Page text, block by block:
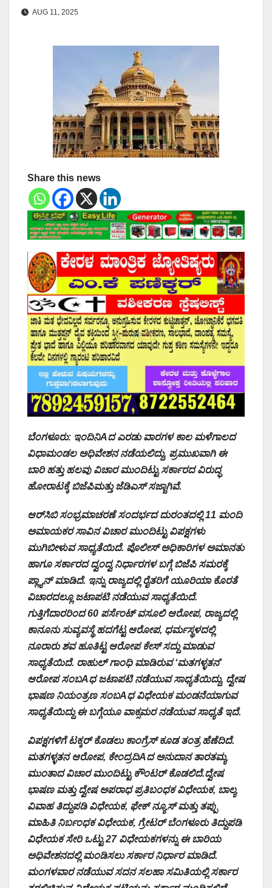
AUG 11, 2025
Share this news
ಬೆಂಗಳೂರು: ಇಂದಿನಿAದ ಎರಡು ವಾರಗಳ ಕಾಲ ಮಳೆಗಾಲದ
ವಿಧಾಮಂಡಲ ಅಧಿವೇಶನ ನಡೆಯಲಿದ್ದು, ಪ್ರಮುಖವಾಗಿ ಈ
ಬಾರಿ ಹತ್ತು ಹಲವು ವಿಚಾರ ಮುಂದಿಟ್ಟು ಸರ್ಕಾರದ ವಿರುದ್ಧ
ಹೋರಾಟಕ್ಕೆ ಬಿಜೆಪಿಮತ್ತು ಜೆಡಿಎಸ್ ಸಜ್ಜಾಗಿವೆ.
ಆರ್‌ಸಿಬಿ ಸಂಭ್ರಮಾಚರಣೆ ಸಂದರ್ಭದ ದುರಂತದಲ್ಲಿ 11 ಮಂದಿ
ಅಮಾಯಕರ ಸಾವಿನ ವಿಚಾರ ಮುಂದಿಟ್ಟು ವಿಪಕ್ಷಗಳು
ಮುಗಿಬೀಳುವ ಸಾಧ್ಯತೆಯಿದೆ. ಪೊಲೀಸ್ ಅಧಿಕಾರಿಗಳ ಅಮಾನತು
ಹಾಗೂ ಸರ್ಕಾರದ ದ್ವಂದ್ವ ನಿರ್ಧಾರಗಳ ಬಗ್ಗೆ ಬಿಜೆಪಿ ಸಮರಕ್ಕೆ
ಪ್ಲ್ಯಾನ್ ಮಾಡಿದೆ. ಇನ್ನು ರಾಜ್ಯದಲ್ಲಿ ರೈತರಿಗೆ ಯೂರಿಯಾ ಕೊರತೆ
ವಿಚಾರದಲ್ಲೂ ಜಟಾಪಟಿ ನಡೆಯುವ ಸಾಧ್ಯತೆಯಿದೆ.
ಗುತ್ತಿಗೆದಾರರಿಂದ 60 ಪರ್ಸೆಂಟ್ ವಸೂಲಿ ಆರೋಪ, ರಾಜ್ಯದಲ್ಲಿ
ಕಾನೂನು ಸುವ್ಯವಸ್ಥೆ ಹದಗೆಟ್ಟ ಆರೋಪ, ಧರ್ಮಸ್ಥಳದಲ್ಲಿ
ನೂರಾರು ಶವ ಹೂತಿಟ್ಟ ಆರೋಪ ಕೇಸ್ ಸದ್ದು ಮಾಡುವ
ಸಾಧ್ಯತೆಯಿದೆ. ರಾಹುಲ್ ಗಾಂಧಿ ಮಾಡಿರುವ ‘ಮತಗಳ್ಳತನ’
ಆರೋಪ ಸಂಬAಧ ಜಟಾಪಟಿ ನಡೆಯುವ ಸಾಧ್ಯತೆಯಿದ್ದು, ದ್ವೇಷ
ಭಾಷಣ ನಿಯಂತ್ರಣ ಸಂಬAಧ ವಿಧೇಯಕ ಮಂಡನೆಯಾಗುವ
ಸಾಧ್ಯತೆಯಿದ್ದು ಈ ಬಗ್ಗೆಯೂ ವಾಕ್ಸಮರ ನಡೆಯುವ ಸಾಧ್ಯತೆ ಇದೆ.
ವಿಪಕ್ಷಗಳಿಗೆ ಟಕ್ಕರ್ ಕೊಡಲು ಕಾಂಗ್ರೆಸ್ ಕೂಡ ತಂತ್ರ ಹೆಣೆದಿದೆ.
ಮತಗಳ್ಳತನ ಆರೋಪ, ಕೇಂದ್ರದಿAದ ಅನುದಾನ ತಾರತಮ್ಯ
ಮುಂತಾದ ವಿಚಾರ ಮುಂದಿಟ್ಟು ಕೌಂಟರ್ ಕೊಡಲಿದೆ.ದ್ವೇಷ
ಭಾಷಣ ಮತ್ತು ದ್ವೇಷ ಅಪರಾಧ ಪ್ರತಿಬಂಧಕ ವಿಧೇಯಕ, ಬಾಲ್ಯ
ವಿವಾಹ ತಿದ್ದುಪಡಿ ವಿಧೇಯಕ, ಫೇಕ್ ನ್ಯೂಸ್ ಮತ್ತು ತಪ್ಪು
ಮಾಹಿತಿ ನಿರ್ಬಂಧಕ ವಿಧೇಯಕ, ಗ್ರೇಟರ್ ಬೆಂಗಳೂರು ತಿದ್ದುಪಡಿ
ವಿಧೇಯಕ ಸೇರಿ ಒಟ್ಟು 27 ವಿಧೇಯಕಗಳನ್ನು ಈ ಬಾರಿಯ
ಅಧಿವೇಶನದಲ್ಲಿ ಮಂಡಿಸಲು ಸರ್ಕಾರ ನಿರ್ಧಾರ ಮಾಡಿದೆ.
ಮಂಗಳವಾರ ನಡೆಯುವ ಸದನ ಸಲಹಾ ಸಮಿತಿಯಲ್ಲಿ ಸರ್ಕಾರ